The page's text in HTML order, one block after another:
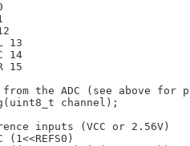
13
14
15
the ADC (see above for
channel);
inputs (VCC or 2.56V)
(1<<REFS0)